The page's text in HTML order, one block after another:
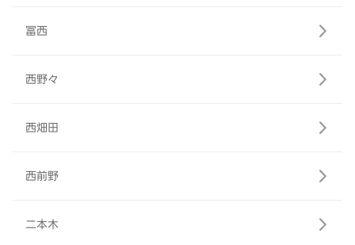
冨西
西野々
西畑田
西前野
二本木